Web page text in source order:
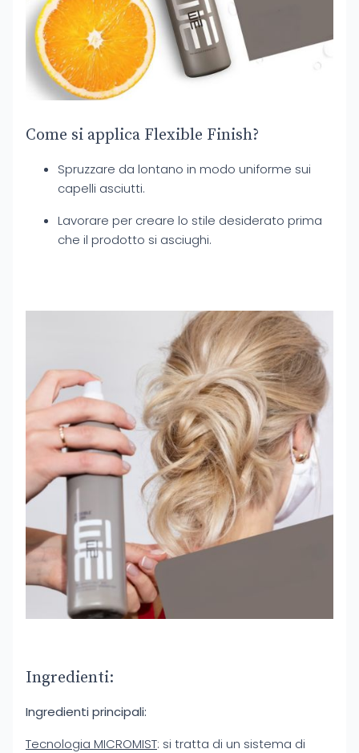
Come si applica Flexible Finish?
Spruzzare da lontano in modo uniforme sui
capelli asciutti.
Lavorare per creare lo stile desiderato prima
che il prodotto si asciughi.
Ingredienti:
Ingredienti principali:
Tecnologia MICROMIST: si tratta di un sistema di